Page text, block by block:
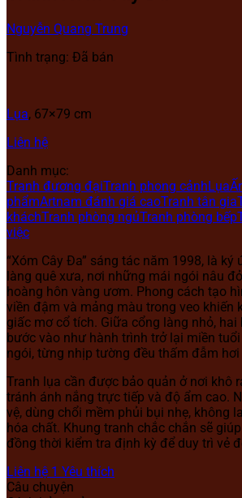
Nguyễn Quang Trung
Tình trạng: Đã bán
Lụa, 67×79 cm
Liên hệ
Danh mục:
Tranh đương đạiTranh phong cảnhLụa
phẩmArtnam đánh giá caoTranh tân gia
kháchTranh phòng ngủTranh phòng bếp
việc
“Xóm Cây Đa” sáng tác năm 1998, là ký
làng quê xưa, nơi những mái ngói nâu
hoàng hôn vàng ươm. Phong cách tạo
viền đậm và mảng màu trong veo khiến
giấc mơ cổ tích. Giữa cổng làng nhỏ,
bước vào như hành trình trở lại miền
ngói, từng nhịp tường đều thấm đẫm
Tranh lụa cần được bảo quản ở nơi khô
tránh ánh nắng trực tiếp và độ ẩm cao.
vệ, dùng chổi mềm phủi bụi nhẹ, không
hóa chất. Khung tranh chắc chắn sẽ
đồng thời kiểm tra định kỳ để duy trì vẻ
Liên hệ 1 Yêu thích
Câu chuyện